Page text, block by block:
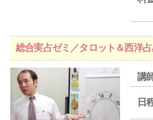
総合実占ゼミ／タロット＆西洋
講
日